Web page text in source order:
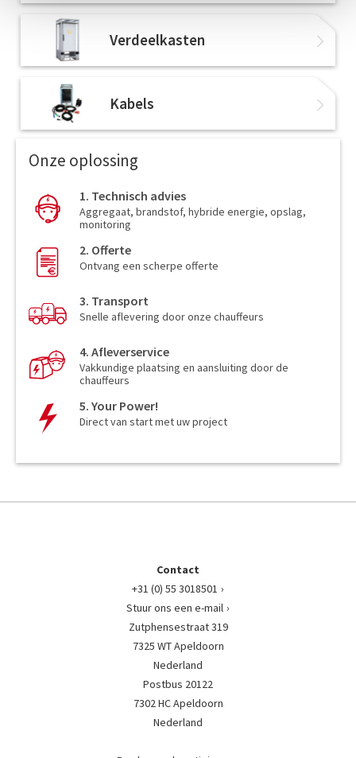
Verdeelkasten
Kabels
Onze oplossing
1. Technisch advies
Aggregaat, brandstof, hybride energie, opslag,
monitoring
2. Offerte
Ontvang een scherpe offerte
3. Transport
Snelle aflevering door onze chauffeurs
4. Afleverservice
Vakkundige plaatsing en aansluiting door de
chauffeurs
5. Your Power!
Direct van start met uw project
Contact
+31 (0) 55 3018501
Stuur ons een e-mail
Zutphensestraat 319
7325 WT Apeldoorn
Nederland
Postbus 20122
7302 HC Apeldoorn
Nederland